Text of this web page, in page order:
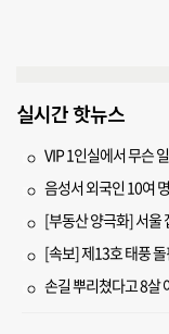
실시간 핫뉴스
VIP 1인실에서 무슨
음성서 외국인 10여
[부동산 양극화] 서울
[속보] 제13호 태풍
손길 뿌리쳤다고 8살